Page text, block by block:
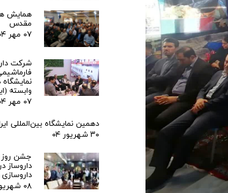
همایش
مقدس
۰۷ مهر ۰۴
شرکت
نمایشگاه
وابسته
۰۷ مهر ۰۴
دهمین نمایشگاه بین‌المللی
۳۰ شهریور ۰۴
جشن
داروساز
۰۸ شهریور ۰۴